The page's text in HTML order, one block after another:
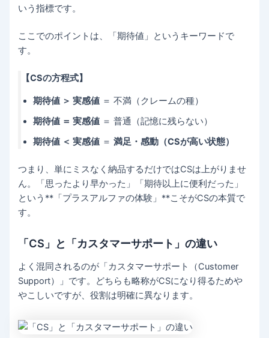
いう指標です。
ここでのポイントは、「期待値」というキーワードで
す。
【CSの方程式】
期待値 ＞ 実感値 ＝ 不満（クレームの種）
期待値 ＝ 実感値 ＝ 普通（記憶に残らない）
期待値 ＜ 実感値 ＝満足・感動（CSが高い状態）
つまり、単にミスなく納品するだけではCSは上がりませ
ん。「思ったより早かった」「期待以上に便利だった」
という**「プラスアルファの体験」**こそがCSの本質で
す。
「CS」と「カスタマーサポート」の違い
よく混同されるのが「カスタマーサポート（Customer
Support）」です。どちらも略称がCSになり得るためや
やこしいですが、役割は明確に異なります。